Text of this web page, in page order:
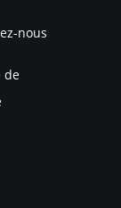
nous
de